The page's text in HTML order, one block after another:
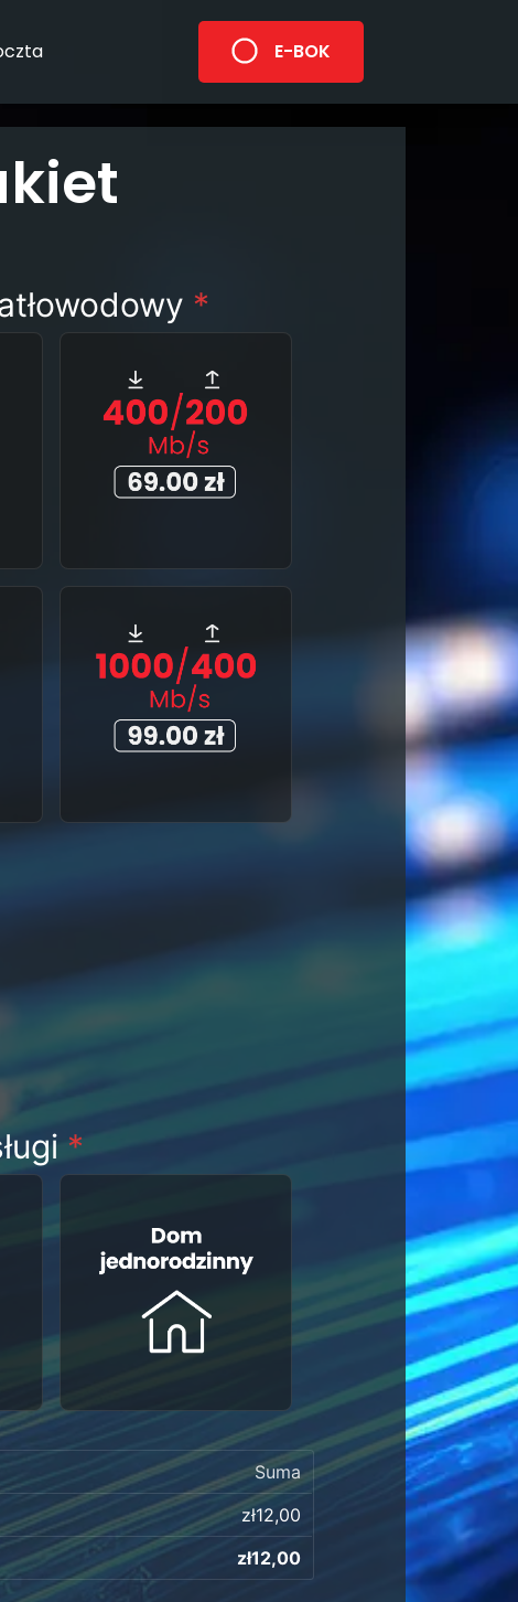
E-BOK
*
*
Suma
zł12,00
zł12,00